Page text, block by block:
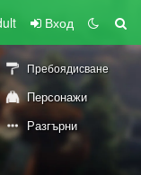
Вход
Пребоядисване
Персонажи
Разгърни